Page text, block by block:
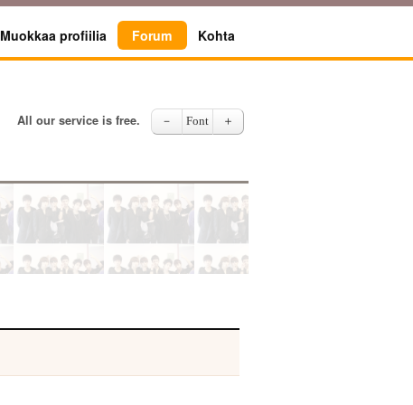
Muokkaa profiilia Forum Kohta
All our service is free. － Font ＋